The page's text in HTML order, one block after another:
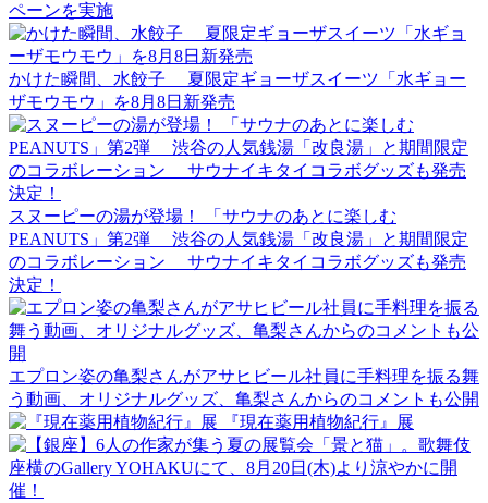
ペーンを実施
かけた瞬間、水餃子 夏限定ギョーザスイーツ「水ギョー
ザモウモウ」を8月8日新発売
スヌーピーの湯が登場！ 「サウナのあとに楽しむ
PEANUTS」第2弾 渋谷の人気銭湯「改良湯」と期間限定
のコラボレーション サウナイキタイコラボグッズも発売
決定！
エプロン姿の亀梨さんがアサヒビール社員に手料理を振る舞
う動画、オリジナルグッズ、亀梨さんからのコメントも公開
『現在薬用植物紀行』展